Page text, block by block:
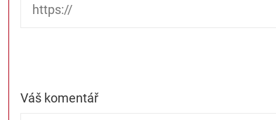
Váš komentář